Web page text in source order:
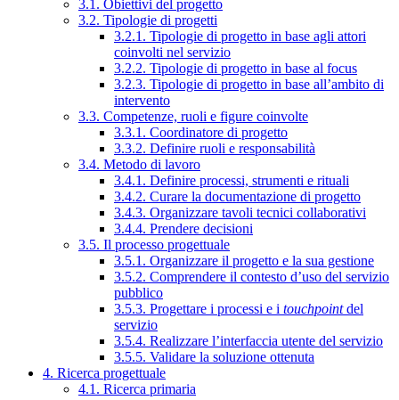
3.1. Obiettivi del progetto
3.2. Tipologie di progetti
3.2.1. Tipologie di progetto in base agli attori
coinvolti nel servizio
3.2.2. Tipologie di progetto in base al focus
3.2.3. Tipologie di progetto in base all’ambito di
intervento
3.3. Competenze, ruoli e figure coinvolte
3.3.1. Coordinatore di progetto
3.3.2. Definire ruoli e responsabilità
3.4. Metodo di lavoro
3.4.1. Definire processi, strumenti e rituali
3.4.2. Curare la documentazione di progetto
3.4.3. Organizzare tavoli tecnici collaborativi
3.4.4. Prendere decisioni
3.5. Il processo progettuale
3.5.1. Organizzare il progetto e la sua gestione
3.5.2. Comprendere il contesto d’uso del servizio
pubblico
3.5.3. Progettare i processi e i touchpointdel
servizio
3.5.4. Realizzare l’interfaccia utente del servizio
3.5.5. Validare la soluzione ottenuta
4. Ricerca progettuale
4.1. Ricerca primaria